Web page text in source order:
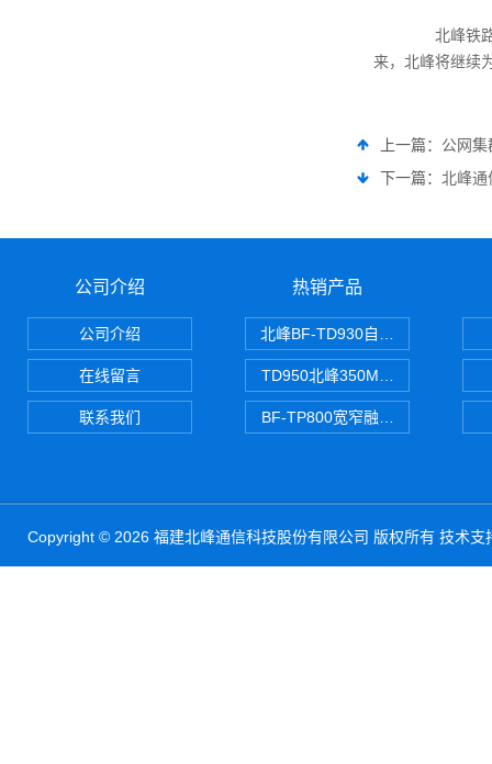
北峰铁路
来，北峰将继续
上一篇： 公网
下一篇： 北峰
公司介绍
公司介绍
在线留言
联系我们
热销产品
北峰BF-TD930自组网对讲机
TD950北峰350M对讲机 PDT数
BF-TP800宽窄融合对讲机
Copyright © 2026 福建北峰通信科技股份有限公司 版权所有 技术支